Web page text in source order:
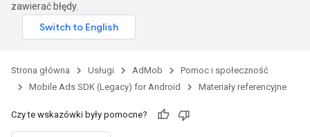
zawierać błędy.
Strona główna Usługi AdMob
Pomoc i społeczność
Mobile Ads SDK (Legacy) for Android
Materiały referencyjne
Czy te wskazówki były pomocne?